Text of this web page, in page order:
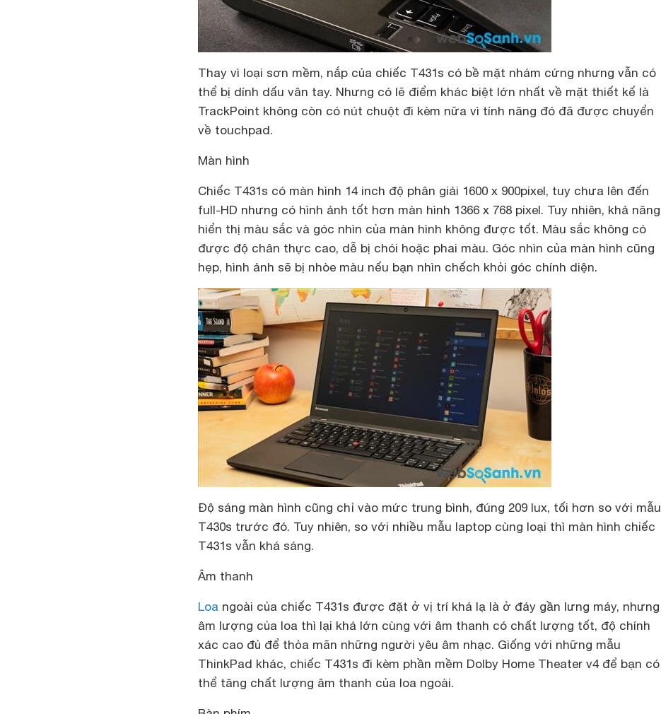
Thay vì loại sơn mềm, nắp của chiếc T431s có bề mặt nhám cứng nhưng vẫn có
thể bị dính dấu vân tay. Nhưng có lẽ điểm khác biệt lớn nhất về mặt thiết kế là
TrackPoint không còn có nút chuột đi kèm nữa vì tính năng đó đã được chuyển
về touchpad.
Màn hình
Chiếc T431s có màn hình 14 inch độ phân giải 1600 x 900pixel, tuy chưa lên đến
full-HD nhưng có hình ảnh tốt hơn màn hình 1366 x 768 pixel. Tuy nhiên, khả năng
hiển thị màu sắc và góc nhìn của màn hình không được tốt. Màu sắc không có
được độ chân thực cao, dễ bị chói hoặc phai màu. Góc nhìn của màn hình cũng
hẹp, hình ảnh sẽ bị nhòe màu nếu bạn nhìn chếch khỏi góc chính diện.
Độ sáng màn hình cũng chỉ vào mức trung bình, đúng 209 lux, tối hơn so với mẫu
T430s trước đó. Tuy nhiên, so với nhiều mẫu laptop cùng loại thì màn hình chiếc
T431s vẫn khá sáng.
Âm thanh
Loa ngoài của chiếc T431s được đặt ở vị trí khá lạ là ở đáy gần lưng máy, nhưng
âm lượng của loa thì lại khá lớn cùng với âm thanh có chất lượng tốt, độ chính
xác cao đủ để thỏa mãn những người yêu âm nhạc. Giống với những mẫu
ThinkPad khác, chiếc T431s đi kèm phần mềm Dolby Home Theater v4 để bạn có
thể tăng chất lượng âm thanh của loa ngoài.